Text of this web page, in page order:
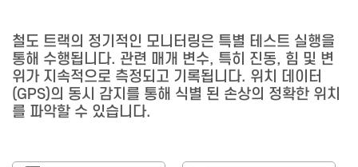
철도 트랙의 정기적인 모니터링은 특별 테스트 실행을
통해 수행됩니다. 관련 매개 변수, 특히 진동, 힘 및 변
위가 지속적으로 측정되고 기록됩니다. 위치 데이터
(GPS)의 동시 감지를 통해 식별 된 손상의 정확한 위치
를 파악할 수 있습니다.